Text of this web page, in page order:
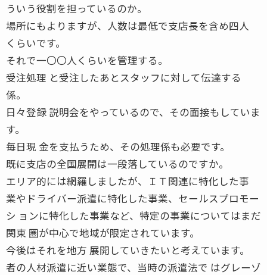
ういう役割を担っているのか。
場所にもよりますが、人数は最低で支店長を含め四人
くらいです。
それで一〇〇人くらいを管理する。
受注処理 と受注したあとスタッフに対して伝達する
係。
日々登録 説明会をやっているので、その面接もしていま
す。
毎日現 金を支払うため、その処理係も必要です。
――既に支店の全国展開は一段落しているのですか。
エリア的には網羅しましたが、ＩＴ関連に特化した事
業やドライバー派遣に特化した事業、セールスプロモー
シ ョンに特化した事業など、特定の事業についてはまだ
関東 圏が中心で地域が限定されています。
今後はそれを地方 展開していきたいと考えています。
者の人材派遣に近い業態で、当時の派遣法で はグレーゾ